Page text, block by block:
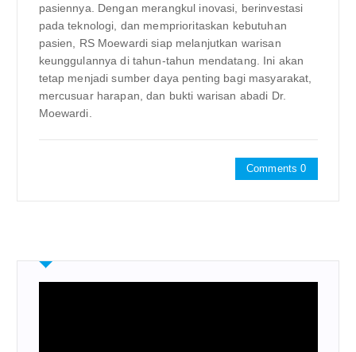
pasiennya. Dengan merangkul inovasi, berinvestasi
pada teknologi, dan memprioritaskan kebutuhan
pasien, RS Moewardi siap melanjutkan warisan
keunggulannya di tahun-tahun mendatang. Ini akan
tetap menjadi sumber daya penting bagi masyarakat,
mercusuar harapan, dan bukti warisan abadi Dr.
Moewardi.
Comments 0